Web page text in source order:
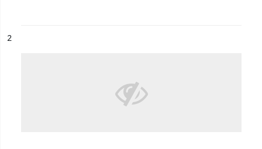
n°
2